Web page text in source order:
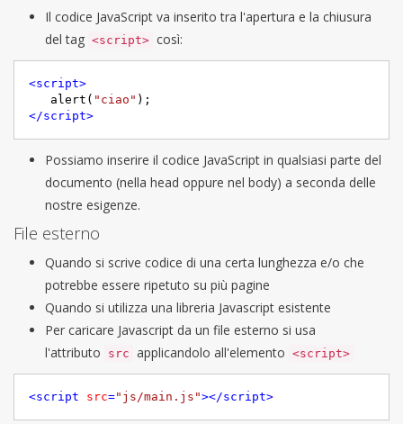
Il codice JavaScript va inserito tra l'apertura e la chiusura
del tag <script> così:
<script>
   alert(
"ciao"
</script>
Possiamo inserire il codice JavaScript in qualsiasi parte del
documento (nella head oppure nel body) a seconda delle
nostre esigenze.
File esterno
Quando si scrive codice di una certa lunghezza e/o che
potrebbe essere ripetuto su più pagine
Quando si utilizza una libreria Javascript esistente
Per caricare Javascript da un file esterno si usa
l'attributo
src applicandolo all'elemento <script>
<script src="js/main.js"></script>